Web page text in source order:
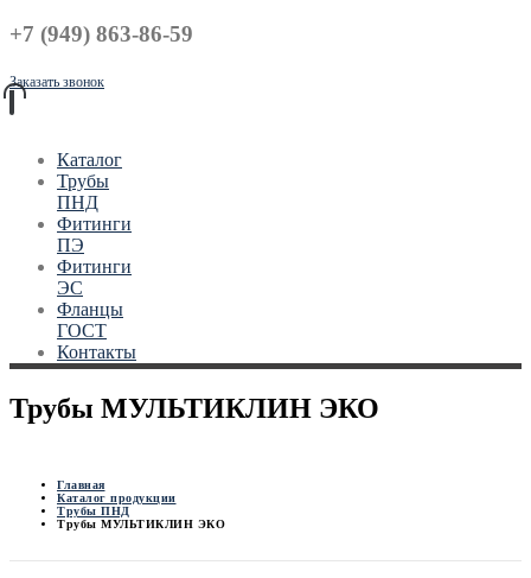
+7 (949) 863-86-59
Заказать звонок
Каталог
Трубы
ПНД
Фитинги
ПЭ
Фитинги
ЭС
Фланцы
ГОСТ
Контакты
Трубы МУЛЬТИКЛИН ЭКО
Главная
Каталог продукции
Трубы ПНД
Трубы МУЛЬТИКЛИН ЭКО